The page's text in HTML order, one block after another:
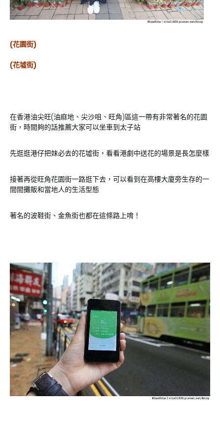
(花園街)
(花墟街)
在香港油尖旺(油麻地、尖沙咀、旺角)區這一帶有非常著名的花園
街，時間夠的話推薦大家可以坐車到太子站
先逛逛港仔把妹必去的花墟街，看看港劇中送花的場景是長怎麼樣
接著再從旺角花園街一路逛下去，可以看到在高樓大廈旁生存的一
間間攤販和當地人的生活型態
著名的波鞋街、金魚街也都在這條路上唷！